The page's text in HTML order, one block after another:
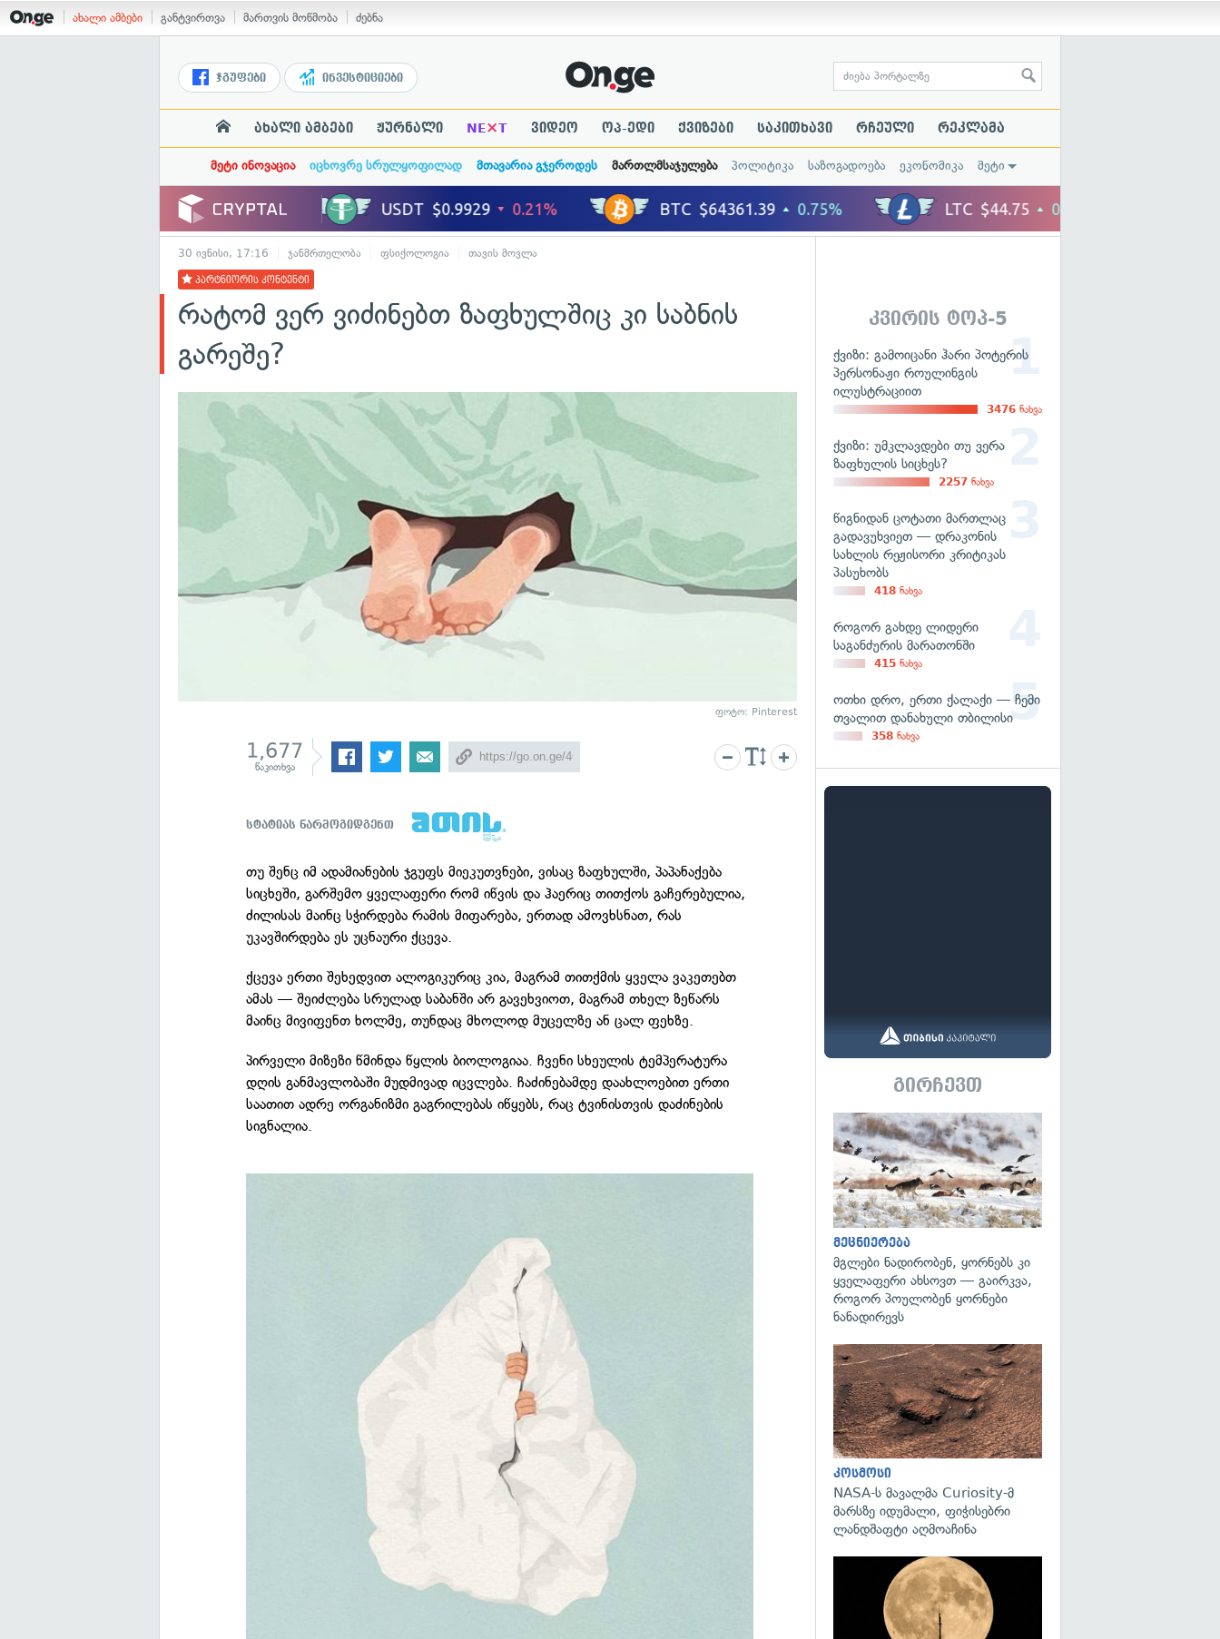
ახალი ამბები განტვირთვა მართვის მოწმობა ძებნა
ჯგუფები ინვესტიციები
ახალი ამბები ჟურნალი NE×T ვიდეო ოპ-ედი ქვიზები საკითხავი რჩეული რეკლამა
მეტი ინოვაცია იცხოვრე სრულყოფილად მთავარია გჯეროდეს მართლმსაჯულება პოლიტიკა საზოგადოება ეკონომიკა მეტი
30 ივნისი, 17:16 ჯანმრთელობა ფსიქოლოგია თავის მოვლა
პარტნიორის კონტენტი
რატომ ვერ ვიძინებთ ზაფხულშიც კი საბნის
გარეშე?
ფოტო: Pinterest
1,677
წაკითხვა
სტატიას წარმოგიდგენთ
თუ შენც იმ ადამიანების ჯგუფს მიეკუთვნები, ვისაც ზაფხულში, პაპანაქება
სიცხეში, გარშემო ყველაფერი რომ იწვის და ჰაერიც თითქოს გაჩერებულია,
ძილისას მაინც სჭირდება რამის მიფარება, ერთად ამოვხსნათ, რას
უკავშირდება ეს უცნაური ქცევა.
ქცევა ერთი შეხედვით ალოგიკურიც კია, მაგრამ თითქმის ყველა ვაკეთებთ
ამას — შეიძლება სრულად საბანში არ გავეხვიოთ, მაგრამ თხელ ზეწარს
მაინც მივიფენთ ხოლმე, თუნდაც მხოლოდ მუცელზე ან ცალ ფეხზე.
პირველი მიზეზი წმინდა წყლის ბიოლოგიაა. ჩვენი სხეულის ტემპერატურა
დღის განმავლობაში მუდმივად იცვლება. ჩაძინებამდე დაახლოებით ერთი
საათით ადრე ორგანიზმი გაგრილებას იწყებს, რაც ტვინისთვის დაძინების
სიგნალია.
კვირის ტოპ-5
ქვიზი: გამოიცანი ჰარი პოტერის
პერსონაჟი როულინგის
ილუსტრაციით
3476 ნახვა
ქვიზი: უმკლავდები თუ ვერა
ზაფხულის სიცხეს?
2257 ნახვა
წიგნიდან ცოტათი მართლაც
გადავუხვიეთ — დრაკონის
სახლის რეჟისორი კრიტიკას
პასუხობს
418 ნახვა
როგორ გახდე ლიდერი
საგანძურის მარათონში
415 ნახვა
ოთხი დრო, ერთი ქალაქი — ჩემი
თვალით დანახული თბილისი
358 ნახვა
გირჩევთ
მეცნიერება
მგლები ნადირობენ, ყორნებს კი
ყველაფერი ახსოვთ — გაირკვა,
როგორ პოულობენ ყორნები
ნანადირევს
კოსმოსი
NASA-ს მავალმა Curiosity-მ
მარსზე იდუმალი, ფიჭისებრი
ლანდშაფტი აღმოაჩინა